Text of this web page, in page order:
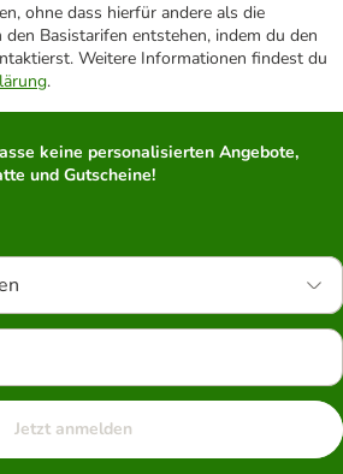
ohne dass hierfür andere als die
Basistarifen entstehen, indem du den
Weitere Informationen findest du
.
keine personalisierten Angebote,
und Gutscheine!
Jetzt anmelden